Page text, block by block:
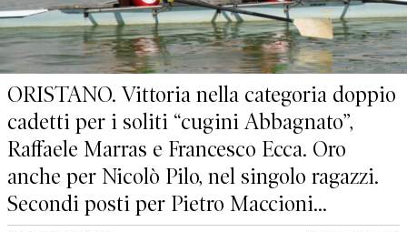
ORISTANO. Vittoria nella categoria doppio
cadetti per i soliti “cugini Abbagnato”,
Raffaele Marras e Francesco Ecca. Oro
anche per Nicolò Pilo, nel singolo ragazzi.
Secondi posti per Pietro Maccioni...